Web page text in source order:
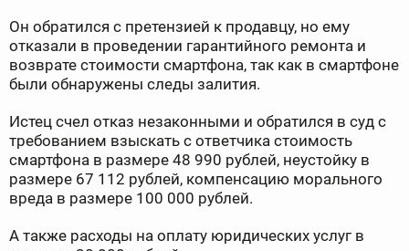
Он обратился с претензией к продавцу, но ему
отказали в проведении гарантийного ремонта и
возврате стоимости смартфона, так как в смартфоне
были обнаружены следы залития.
Истец счел отказ незаконными и обратился в суд с
требованием взыскать с ответчика стоимость
смартфона в размере 48 990 рублей, неустойку в
размере 67 112 рублей, компенсацию морального
вреда в размере 100 000 рублей.
А также расходы на оплату юридических услуг в